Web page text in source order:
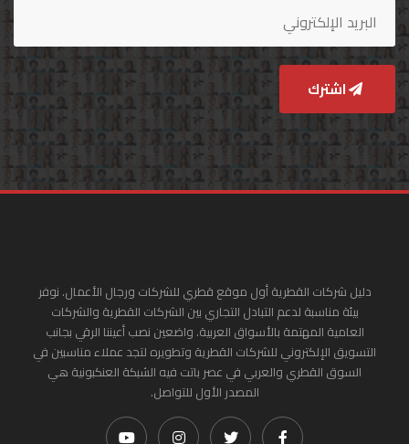
اشترك
دليل شركات القطرية أول موقع قطري للشركات ورجال الأعمال. نوفر
بيئة مناسبة لدعم التبادل التجاري بين الشركات القطرية والشركات
العامية المهتمة بالأسواق العربية. واضعين نصب أعيننا الرقي بجانب
التسويق الإلكتروني للشركات القطرية وتطويره لتجد عملاء مناسبين في
السوق القطري والعربي في عصر باتت فيه الشبكة العنكبونية هي
المصدر الأول للتواصل.